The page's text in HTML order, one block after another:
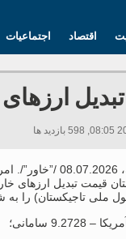
اجتماعیات اقتصاد
دوشنبه، 08.07.2026
قیمت تبدیل ارزهای
ملی تاجیکستان) را به